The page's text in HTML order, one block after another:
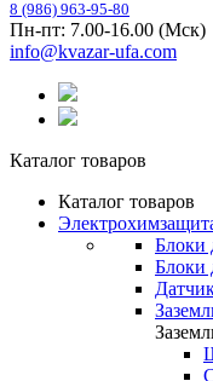
8 (986) 963-95-80
Пн-пт: 7.00-16.00 (Мск)
info@kvazar-ufa.com
Каталог товаров
Каталог товаров
Блоки
Блоки